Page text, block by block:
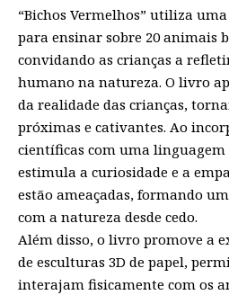
“Bichos Vermelhos” utiliza
para ensinar sobre 20 animais
convidando as crianças a
humano na natureza. O livro
da realidade das crianças,
próximas e cativantes. Ao
científicas com uma linguagem
estimula a curiosidade e a
estão ameaçadas, formando
com a natureza desde cedo.
Além disso, o livro promove a
de esculturas 3D de papel,
interajam fisicamente com os